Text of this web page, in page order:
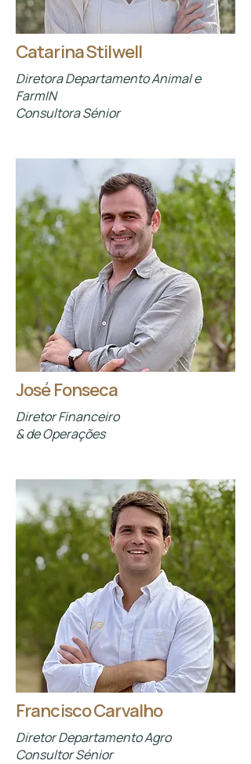
Catarina Stilwell
Diretora Departamento Animal e
FarmIN
Consultora Sénior
José Fonseca
Diretor Financeiro
& de Operações
Francisco Carvalho
Diretor Departamento Agro
Consultor Sénior